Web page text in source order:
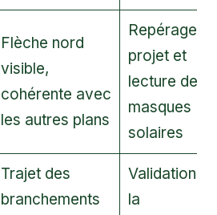
Flèche nord
visible,
cohérente avec
les autres plans
Repérage du
projet et
lecture des
masques
solaires
Trajet des
branchements
Validation de
la